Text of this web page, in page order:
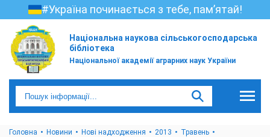
#Україна починається з тебе, пам’ятай!
Національна наукова сільськогосподарська
бібліотека
Національної академії аграрних наук України
Головна Новини Нові надходження 2013
Травень